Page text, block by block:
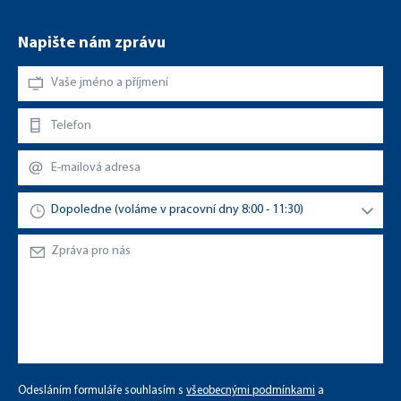
Napište nám zprávu
Odesláním formuláře souhlasím s všeobecnými podmínkami a